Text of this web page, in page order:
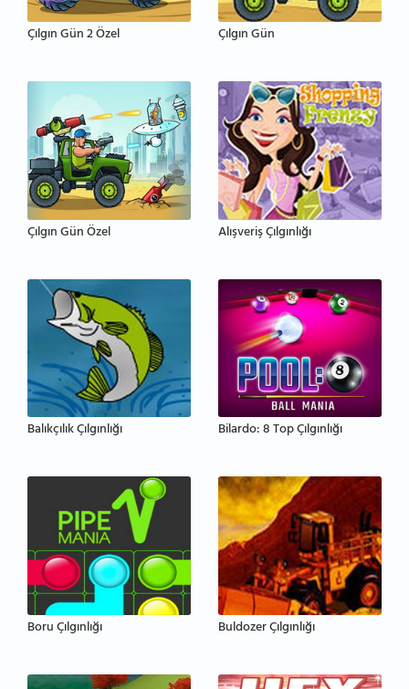
Çılgın Gün 2 Özel Çılgın Gün
Çılgın Gün Özel Alışveriş Çılgınlığı
Balıkçılık Çılgınlığı Bilardo: 8 Top Çılgınlığı
Boru Çılgınlığı Buldozer Çılgınlığı